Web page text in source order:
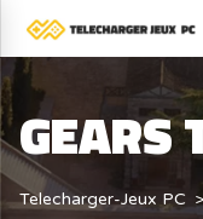
GEARS
Telecharger-Jeux PC